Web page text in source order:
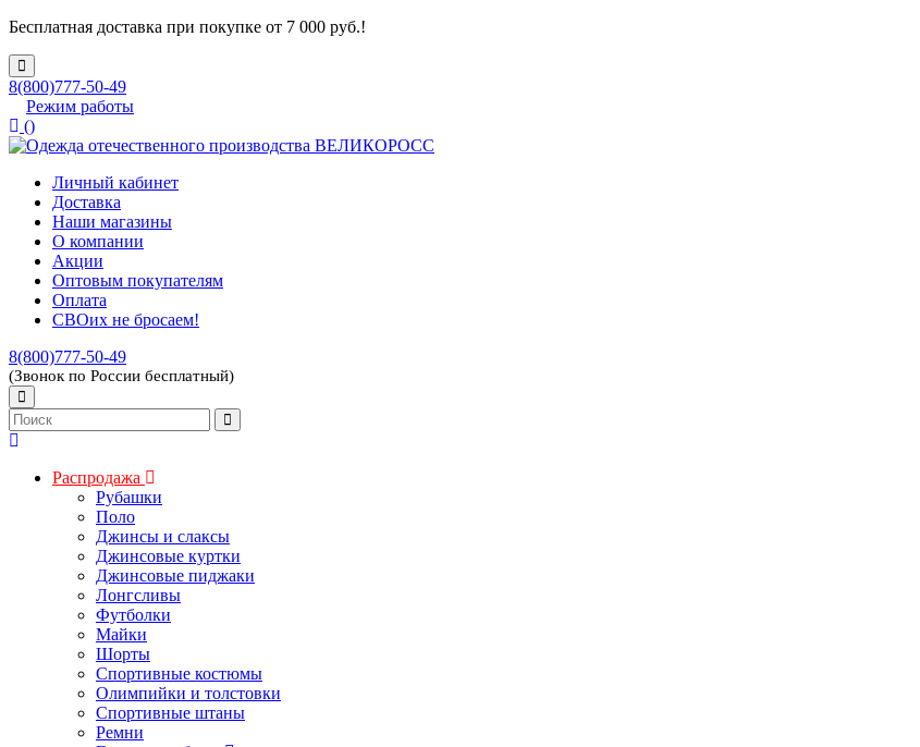
Бесплатная доставка при покупке от 7 000 руб.!
8(800)777-50-49
Режим работы
()
Личный кабинет
Доставка
Наши магазины
О компании
Акции
Оптовым покупателям
Оплата
СВОих не бросаем!
8(800)777-50-49
(Звонок по России бесплатный)
Распродажа
Рубашки
Поло
Джинсы и слаксы
Джинсовые куртки
Джинсовые пиджаки
Лонгсливы
Футболки
Майки
Шорты
Спортивные костюмы
Олимпийки и толстовки
Спортивные штаны
Ремни